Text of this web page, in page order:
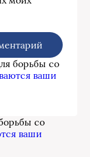
борьбы со
ваши
со
ваши